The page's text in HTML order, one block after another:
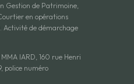
Gestion de Patrimoine,
en opérations
Activité de démarchage
IARD, 160 rue Henri
police numéro